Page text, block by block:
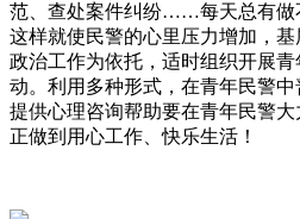
范、查处案件纠纷……每天总有做
这样就使民警的心里压力增加，
政治工作为依托，适时组织开展
动。利用多种形式，在青年民警
提供心理咨询帮助要在青年民警
正做到用心工作、快乐生活！